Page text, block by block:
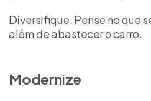
Diversifique. Pense no que
além de abastecer o carro.
Modernize